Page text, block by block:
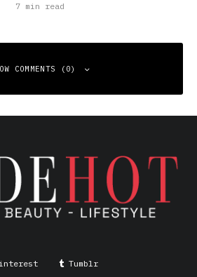
7 min read
COMMENTS (0)
not be published.
Required fields
Tumblr